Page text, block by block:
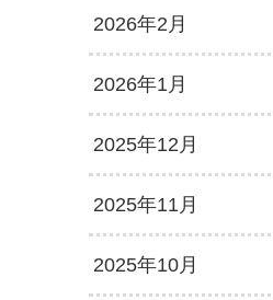
2026年2月
2026年1月
2025年12月
2025年11月
2025年10月